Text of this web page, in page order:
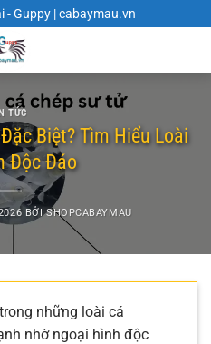
- Guppy | cabaymau.vn
TỨC
Biệt? Tìm Hiểu Loài
Độc Đáo
BỞISHOPCABAYMAU
những loài cá
nhờ ngoại hình độc